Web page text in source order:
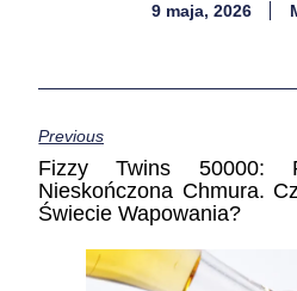
9 maja, 2026
Previous
Fizzy Twins 50000:
Nieskończona Chmura.
Świecie Wapowania?